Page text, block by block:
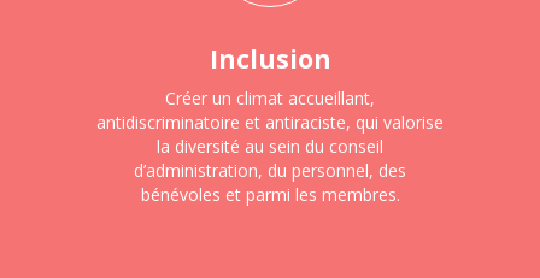
Inclusion
Créer un climat accueillant,
antidiscriminatoire et antiraciste, qui valorise
la diversité au sein du conseil
d’administration, du personnel, des
bénévoles et parmi les membres.